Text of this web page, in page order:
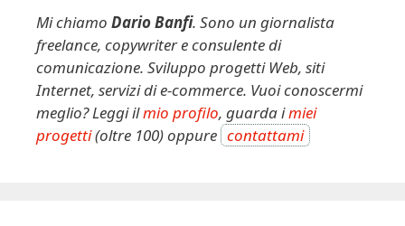
Mi chiamo Dario Banfi. Sono un giornalista
freelance, copywriter e consulente di
comunicazione. Sviluppo progetti Web, siti
Internet, servizi di e-commerce. Vuoi conoscermi
meglio? Leggi ilmio profilo, guarda imiei
progetti(oltre 100) oppure contattami